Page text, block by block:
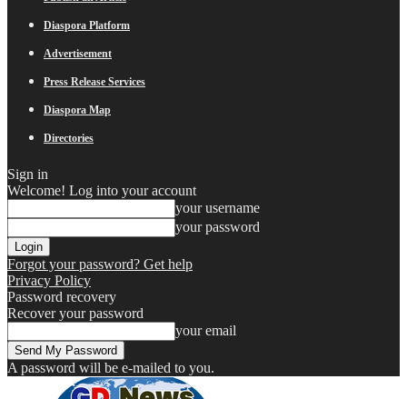
Diaspora Platform
Advertisement
Press Release Services
Diaspora Map
Directories
Sign in
Welcome! Log into your account
your username
your password
Forgot your password? Get help
Privacy Policy
Password recovery
Recover your password
your email
A password will be e-mailed to you.